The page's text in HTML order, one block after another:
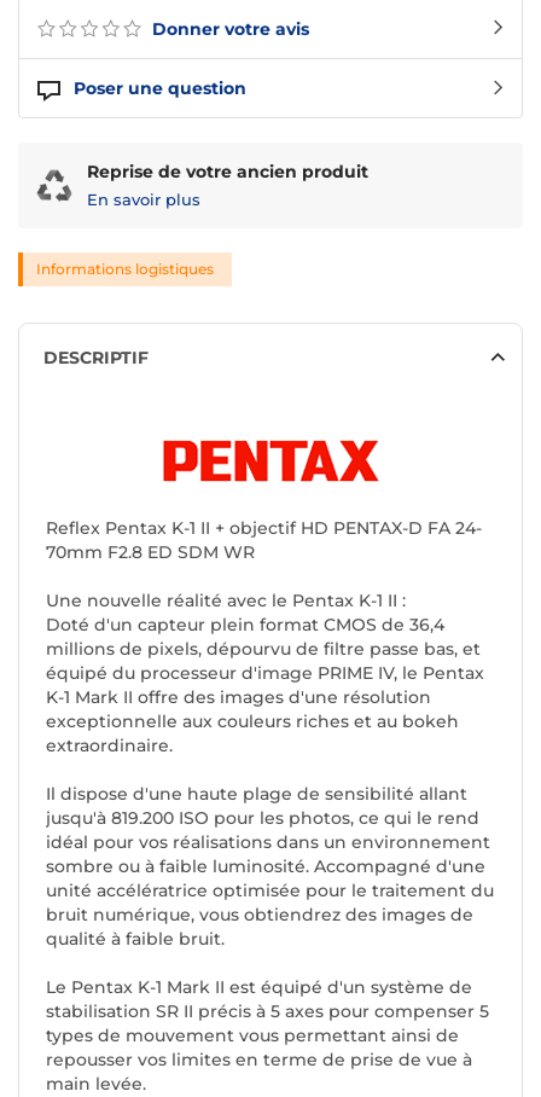
Donner votre avis
Poser une question
Reprise de votre ancien produit
En savoir plus
Informations logistiques
DESCRIPTIF
Reflex Pentax K-1 II + objectif HD PENTAX-D FA 24-
70mm F2.8 ED SDM WR
Une nouvelle réalité avec le Pentax K-1 II :
Doté d'un capteur plein format CMOS de 36,4
millions de pixels, dépourvu de filtre passe bas, et
équipé du processeur d'image PRIME IV, le Pentax
K-1 Mark II offre des images d'une résolution
exceptionnelle aux couleurs riches et au bokeh
extraordinaire.
Il dispose d'une haute plage de sensibilité allant
jusqu'à 819.200 ISO pour les photos, ce qui le rend
idéal pour vos réalisations dans un environnement
sombre ou à faible luminosité. Accompagné d'une
unité accélératrice optimisée pour le traitement du
bruit numérique, vous obtiendrez des images de
qualité à faible bruit.
Le Pentax K-1 Mark II est équipé d'un système de
stabilisation SR II précis à 5 axes pour compenser 5
types de mouvement vous permettant ainsi de
repousser vos limites en terme de prise de vue à
main levée.